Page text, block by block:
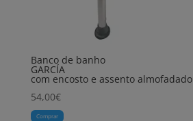
Banco de banho
GARCÍA
com encosto e assento almofadado
54,00€
Comprar